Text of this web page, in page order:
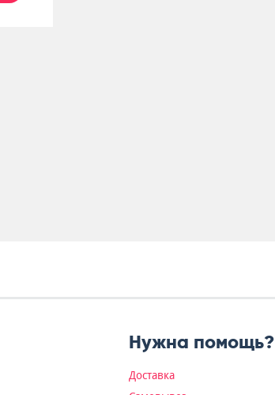
Нужна помощь?
Доставка